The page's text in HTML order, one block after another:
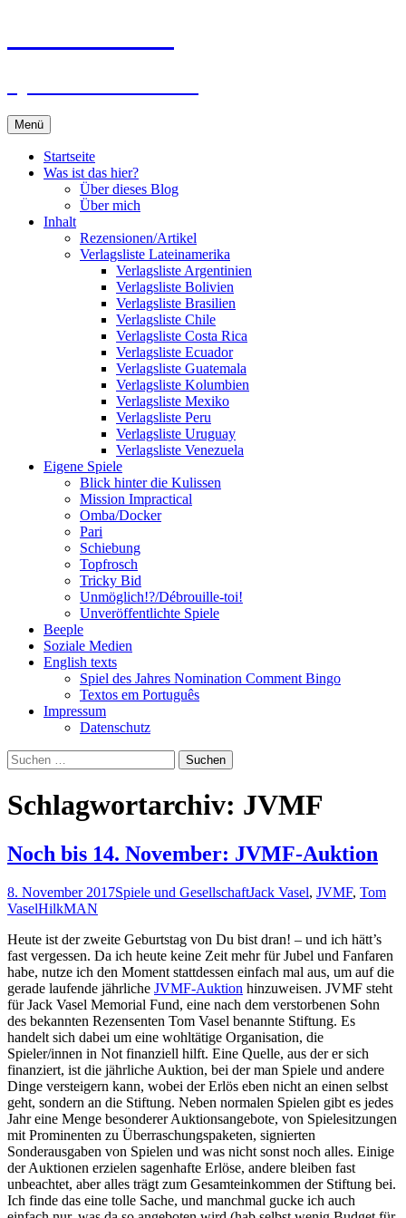
Menü
Startseite
Was ist das hier?
Über dieses Blog
Über mich
Inhalt
Rezensionen/Artikel
Verlagsliste Lateinamerika
Verlagsliste Argentinien
Verlagsliste Bolivien
Verlagsliste Brasilien
Verlagsliste Chile
Verlagsliste Costa Rica
Verlagsliste Ecuador
Verlagsliste Guatemala
Verlagsliste Kolumbien
Verlagsliste Mexiko
Verlagsliste Peru
Verlagsliste Uruguay
Verlagsliste Venezuela
Eigene Spiele
Blick hinter die Kulissen
Mission Impractical
Omba/Docker
Pari
Schiebung
Topfrosch
Tricky Bid
Unmöglich!?/Débrouille-toi!
Unveröffentlichte Spiele
Beeple
Soziale Medien
English texts
Spiel des Jahres Nomination Comment Bingo
Textos em Português
Impressum
Datenschutz
Suchen
nach:
Schlagwortarchiv: JVMF
Noch bis 14. November: JVMF-Auktion
8. November 2017Spiele und GesellschaftJack Vasel, JVMF, Tom
VaselHilkMAN
Heute ist der zweite Geburtstag von Du bist dran! – und ich hätt’s
fast vergessen. Da ich heute keine Zeit mehr für Jubel und Fanfaren
habe, nutze ich den Moment stattdessen einfach mal aus, um auf die
gerade laufende jährliche JVMF-Auktion hinzuweisen. JVMF steht
für Jack Vasel Memorial Fund, eine nach dem verstorbenen Sohn
des bekannten Rezensenten Tom Vasel benannte Stiftung. Es
handelt sich dabei um eine wohltätige Organisation, die
Spieler/innen in Not finanziell hilft. Eine Quelle, aus der er sich
finanziert, ist die jährliche Auktion, bei der man Spiele und andere
Dinge versteigern kann, wobei der Erlös eben nicht an einen selbst
geht, sondern an die Stiftung. Neben normalen Spielen gibt es jedes
Jahr eine Menge besonderer Auktionsangebote, von Spielesitzungen
mit Prominenten zu Überraschungspaketen, signierten
Sonderausgaben von Spielen und was nicht sonst noch alles. Einige
der Auktionen erzielen sagenhafte Erlöse, andere bleiben fast
unbeachtet, aber alles trägt zum Gesamteinkommen der Stiftung bei.
Ich finde das eine tolle Sache, und manchmal gucke ich auch